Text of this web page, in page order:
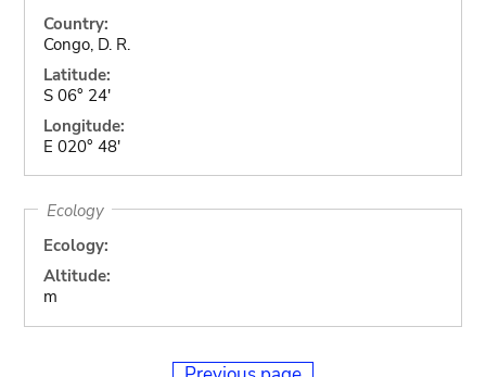
Country:
Congo, D. R.
Latitude:
S 06° 24'
Longitude:
E 020° 48'
Ecology
Ecology:
Altitude:
m